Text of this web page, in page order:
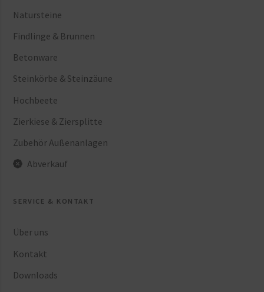
Natursteine
Findlinge & Brunnen
Betonware
Steinkörbe & Steinzäune
Hochbeete
Zierkiese & Ziersplitte
Zubehör Außenanlagen
Abverkauf
SERVICE & KONTAKT
Über uns
Kontakt
Downloads